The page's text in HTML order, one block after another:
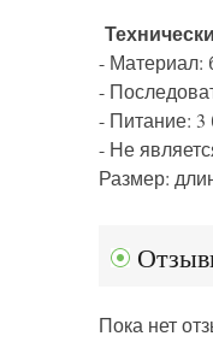
- Материал:
-
- Питание: 3
- Не
Размер:
Пока нет